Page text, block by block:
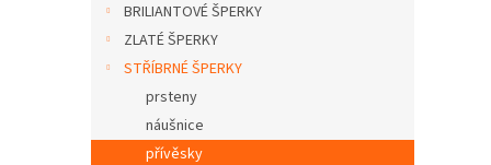
a
BRILIANTOVÉ ŠPERKY
ZLATÉ ŠPERKY
STŘÍBRNÉ ŠPERKY
prsteny
náušnice
přívěsky